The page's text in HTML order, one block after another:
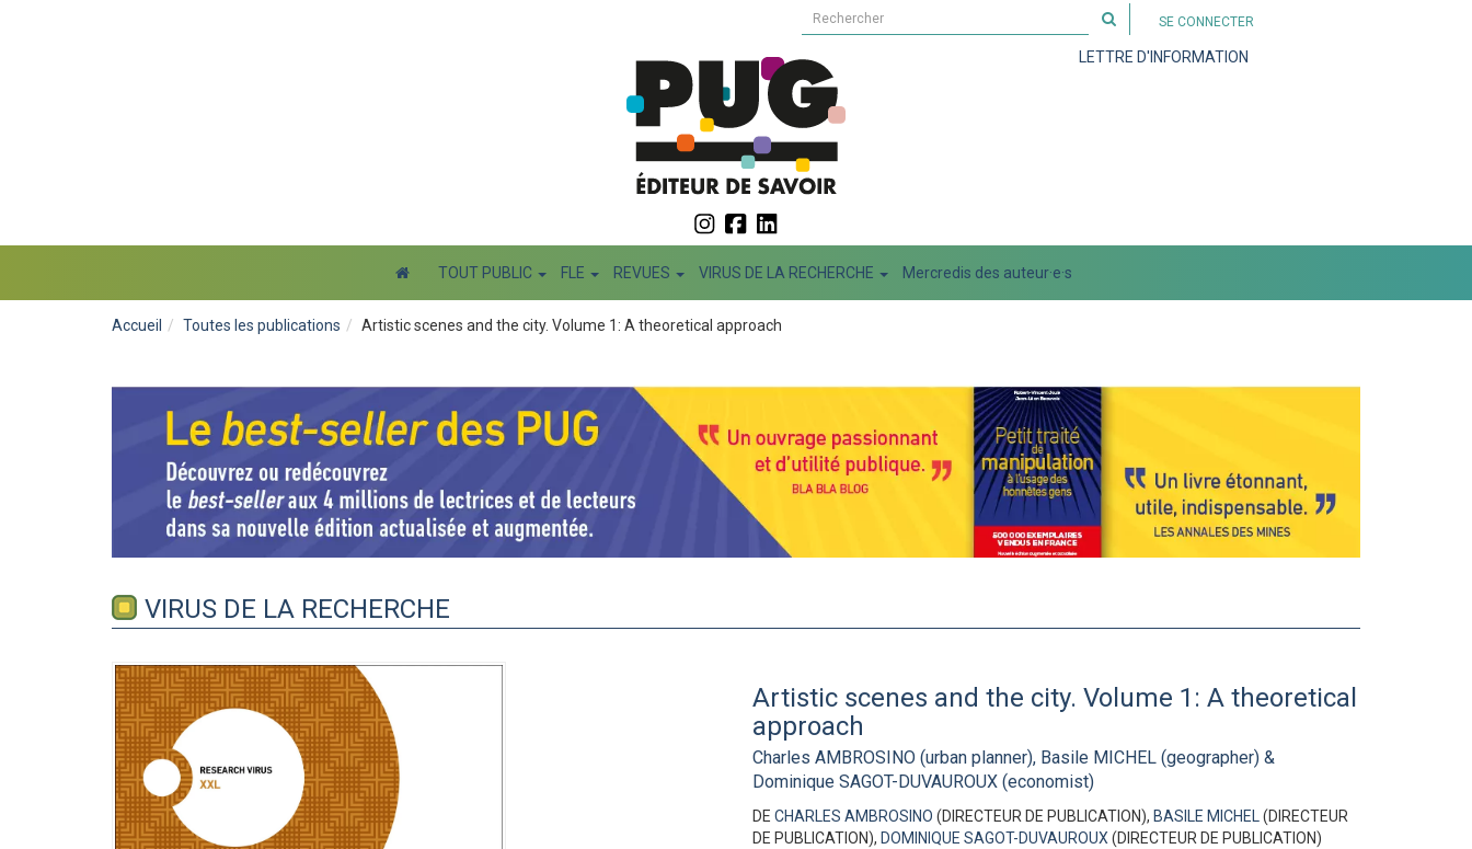
Rechercher
sur
le
SE CONNECTER
LETTRE D'INFORMATION
TOUT PUBLIC FLE REVUES VIRUS DE LA RECHERCHE Mercredis des auteur·e·s
Accueil Toutes les publications Artistic scenes and the city. Volume 1: A theoretical approach
VIRUS DE LA RECHERCHE
Artistic scenes and the city. Volume 1: A theoretical
approach
Charles AMBROSINO (urban planner), Basile MICHEL (geographer) &
Dominique SAGOT-DUVAUROUX (economist)
DE CHARLES AMBROSINO (DIRECTEUR DE PUBLICATION), BASILE MICHEL(DIRECTEUR
DE PUBLICATION), DOMINIQUE SAGOT-DUVAUROUX(DIRECTEUR DE PUBLICATION)